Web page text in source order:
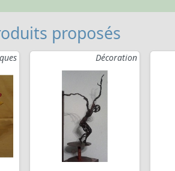
proposés
Décoration